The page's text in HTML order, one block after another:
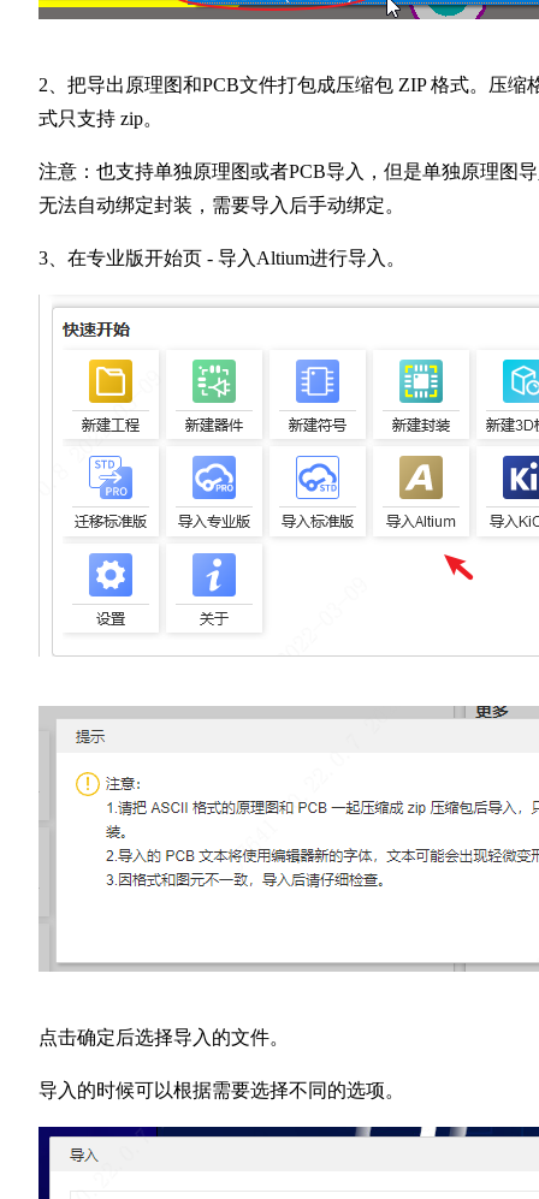
2、把导出原理图和PCB文件打包成压缩包 ZIP 格式。压缩
式只支持 zip。
注意：也支持单独原理图或者PCB导入，但是单独原理图
无法自动绑定封装，需要导入后手动绑定。
3、在专业版开始页 - 导入Altium进行导入。
点击确定后选择导入的文件。
导入的时候可以根据需要选择不同的选项。